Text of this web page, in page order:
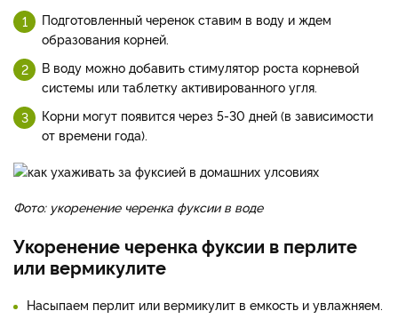
Подготовленный черенок ставим в воду и ждем
образования корней.
В воду можно добавить стимулятор роста корневой
системы или таблетку активированного угля.
Корни могут появится через 5-30 дней (в зависимости
от времени года).
Фото: укоренение черенка фуксии в воде
Укоренение черенка фуксии в перлите
или вермикулите
Насыпаем перлит или вермикулит в емкость и увлажняем.